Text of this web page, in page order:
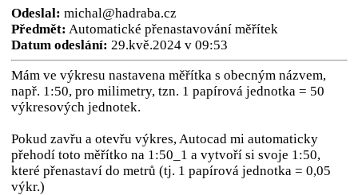
Odeslal: michal@hadraba.cz
Předmět: Automatické přenastavování měřítek
Datum odeslání: 29.kvě.2024 v 09:53
Mám ve výkresu nastavena měřítka s obecným názvem,
např. 1:50, pro milimetry, tzn. 1 papírová jednotka = 50
výkresových jednotek.
Pokud zavřu a otevřu výkres, Autocad mi automaticky
přehodí toto měřítko na 1:50_1 a vytvoří si svoje 1:50,
které přenastaví do metrů (tj. 1 papírová jednotka = 0,05
výkr.)